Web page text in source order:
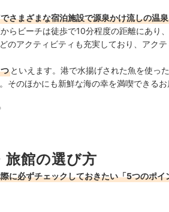
さまざまな宿泊施設で源泉かけ流しの温
らビーチは徒歩で10分程度の距離にあり
のアクティビティも充実しており、アクテ
といえます。港で水揚げされた魚を使っ
そのほかにも新鮮な海の幸を満喫できるお
旅館の選び方
に必ずチェックしておきたい「5つのポイ